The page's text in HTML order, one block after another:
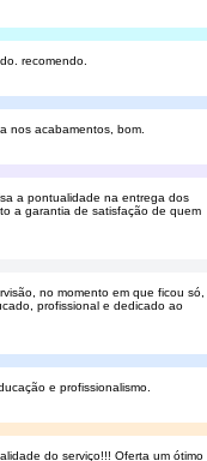
recomendo.
nos acabamentos, bom.
a pontualidade na entrega dos
a garantia de satisfação de quem
no momento em que ficou só,
profissional e dedicado ao
e profissionalismo.
do serviço!!! Oferta um ótimo